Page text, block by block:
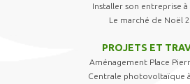
Installer son entreprise à
Le marché de Noël
PROJETS ET
Aménagement Place
Centrale photovoltaïque